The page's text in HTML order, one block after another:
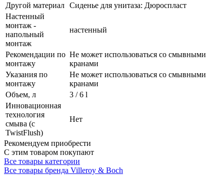
Другой материал Сиденье для унитаза: Дюроспласт
Настенный
монтаж -
напольный
монтаж
настенный
Рекомендации по
монтажу
Не может использоваться со смывными
кранами
Указания по
монтажу
Не может использоваться со смывными
кранами
Объем, л
3 / 6 l
Инновационная
технология
смыва (с
TwistFlush)
Нет
Рекомендуем приобрести
С этим товаром покупают
Все товары категории
Все товары бренда Villeroy & Boch